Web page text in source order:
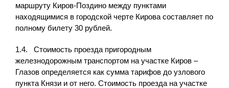
маршруту Киров-Поздино между пунктами
находящимися в городской черте Кирова составляет по
полному билету 30 рублей.
1.4. Стоимость проезда пригородным
железнодорожным транспортом на участке Киров –
Глазов определяется как сумма тарифов до узлового
пункта Князи и от него. Стоимость проезда на участке